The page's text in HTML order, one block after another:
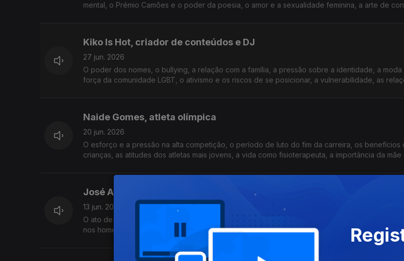
mental, o Prémio Camões e o poder da poesia, o amor e a sexualidade feminina, a arte de
Kiko Is Hot, criador de conteúdos e DJ
27 jun. 2026
O poder dos nomes, o bullying, a relação com a família, a pressão sobre a identidade, a moda
força da comunidade LGBT, o ativismo e os riscos de se posicionar, a vulnerabilidade, as
Naide Gomes, atleta olímpica
20 jun. 2026
O esforço e a pressão na alta competição, o período de luto do fim da carreira, os benefícios
crianças, as atitudes dos atletas mais jovens, a vida como fisioterapeuta, a importância da mãe
José Avillez, chef de cozinha
13 jun. 2026
O ato de fazer História, a intensidade no trabalho, a ausência da vida familiar, a perda do pai
nos homens, os primeiros negócios, as ameaças pelas inovações na cozinha, os bons e os